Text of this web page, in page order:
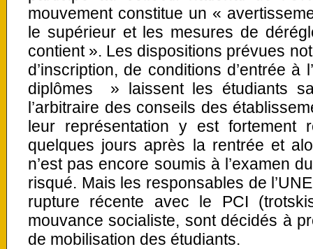
mouvement constitue un «
le supérieur et les mesures de
contient ». Les dispositions prévues
d’inscription, de conditions d’entrée à
diplômes » laissent les étudiants
l’arbitraire des conseils des
leur représentation y est fortement
quelques jours après la rentrée et
n’est pas encore soumis à l’examen
risqué. Mais les responsables de
rupture récente avec le PCI
mouvance socialiste, sont décidés à
de mobilisation des étudiants.